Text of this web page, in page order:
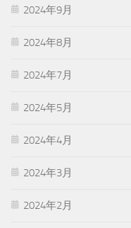
2024年9月
2024年8月
2024年7月
2024年5月
2024年4月
2024年3月
2024年2月